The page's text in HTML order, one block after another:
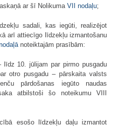
ar šī NolikumaVII nodaļu;
sadali, kas iegūti, realizējot
arī attiecīgo līdzekļu izmantošanu
noteiktajām prasībām:
līdz 10. jūlijam par pirmo pusgadu
otro pusgadu – pārskaita valsts
pārdošanas iegūto naudas
atbilstoši šo noteikumu VIII
esošo līdzekļu daļu izmantot